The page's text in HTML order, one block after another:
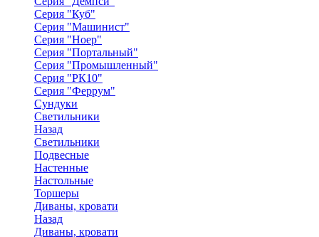
Серия "Куб"
Серия "Машинист"
Серия "Ноер"
Серия "Портальный"
Серия "Промышленный"
Серия "РК10"
Серия "Феррум"
Сундуки
Светильники
Назад
Светильники
Подвесные
Настенные
Настольные
Торшеры
Диваны, кровати
Назад
Диваны, кровати